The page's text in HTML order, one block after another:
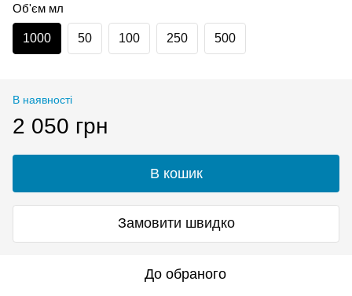
Об'єм мл
1000 50 100 250 500
В наявності
2 050 грн
В кошик
Замовити швидко
До обраного